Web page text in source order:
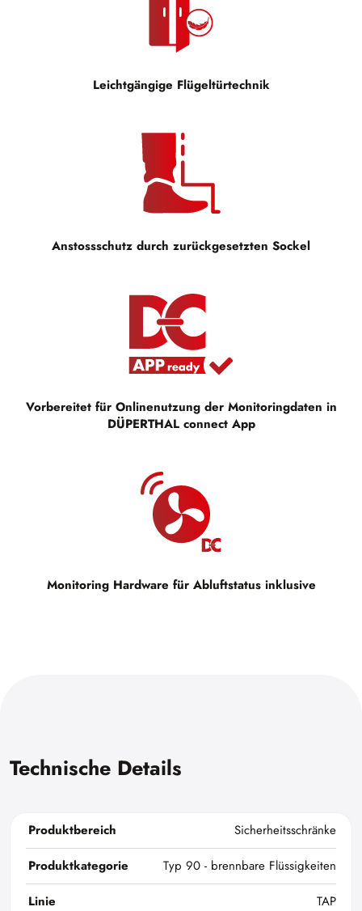
Leichtgängige Flügeltürtechnik
Anstossschutz durch zurückgesetzten Sockel
Vorbereitet für Onlinenutzung der Monitoringdaten in
DÜPERTHAL connect App
Monitoring Hardware für Abluftstatus inklusive
Technische Details
Produktbereich
Sicherheitsschränke
Produktkategorie
Typ 90 - brennbare Flüssigkeiten
Linie
TAP